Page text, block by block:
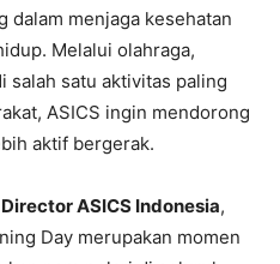
menjaga kesehatan
Melalui olahraga,
salah satu aktivitas paling
ASICS ingin mendorong
aktif bergerak.
ASICS Indonesia,
Day merupakan momen